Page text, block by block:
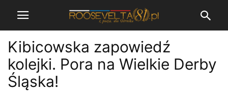
Kibicowska zapowiedź
kolejki. Pora na Wielkie Derby
Śląska!